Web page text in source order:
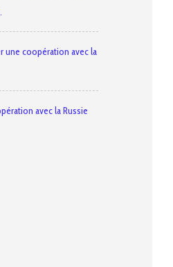
une coopération avec la
avec la Russie